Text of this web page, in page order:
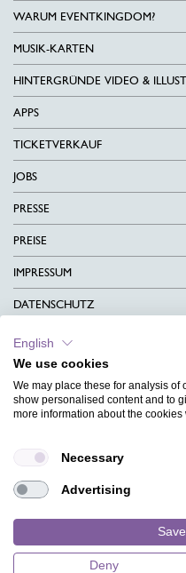
WARUM EVENTKINGDOM?
MUSIK-KARTEN
HINTERGRÜNDE VIDEO &
APPS
TICKETVERKAUF
JOBS
PRESSE
PREISE
IMPRESSUM
DATENSCHUTZ
KONTAKT
AGB
CHARITY
MAGAZIN
HILFE
English
We use cookies
We may place these for analysis of
show personalised content and to
more information about the
Necessary
Advertising
Deny